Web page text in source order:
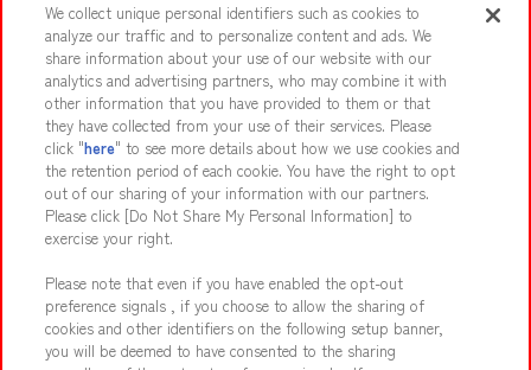
イベント・キャンペーン
関連会社 サステナビリティ サイトポリシー
プライバシーポリシー ウェブアクセシビリティ方針と検証結果
お取引先さまとともに
カスタマーハラスメント対応方針 よくあるご質問・お問い合わせ
We collect unique personal identifiers such as cookies to
analyze our traffic and to personalize content and ads. We
share information about your use of our website with our
analytics and advertising partners, who may combine it with
other information that you have provided to them or that
they have collected from your use of their services. Please
click "here" to see more details about how we use cookies and
the retention period of each cookie. You have the right to opt
out of our sharing of your information with our partners.
Please click [Do Not Share My Personal Information] to
exercise your right.
Please note that even if you have enabled the opt-out
preference signals , if you choose to allow the sharing of
cookies and other identifiers on the following setup banner,
you will be deemed to have consented to the sharing